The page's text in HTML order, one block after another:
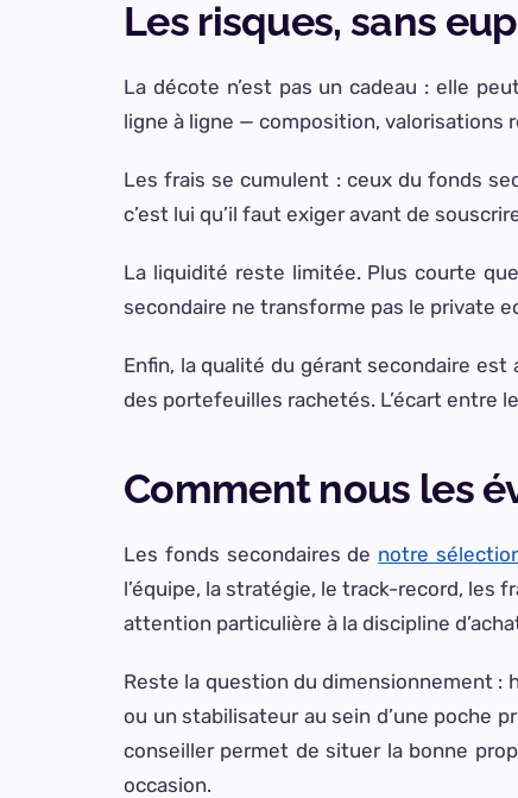
Les risques, sans
La décote n’est pas un cadeau : elle
ligne à ligne — composition,
Les frais se cumulent : ceux du fonds
c’est lui qu’il faut exiger avant de
La liquidité reste limitée. Plus courte
secondaire ne transforme pas le private
Enfin, la qualité du gérant secondaire est
des portefeuilles rachetés. L’écart entre
Comment nous les
Les fonds secondaires de notre
l’équipe, la stratégie, le track-record, les
attention particulière à la discipline
Reste la question du dimensionnement :
ou un stabilisateur au sein d’une poche
conseiller permet de situer la bonne
occasion.